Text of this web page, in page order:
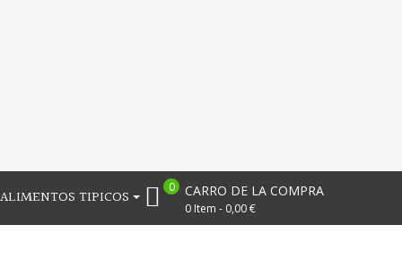
CARRO DE LA COMPRA
0 Item - 0,00 €
0
ALIMENTOS TIPICOS